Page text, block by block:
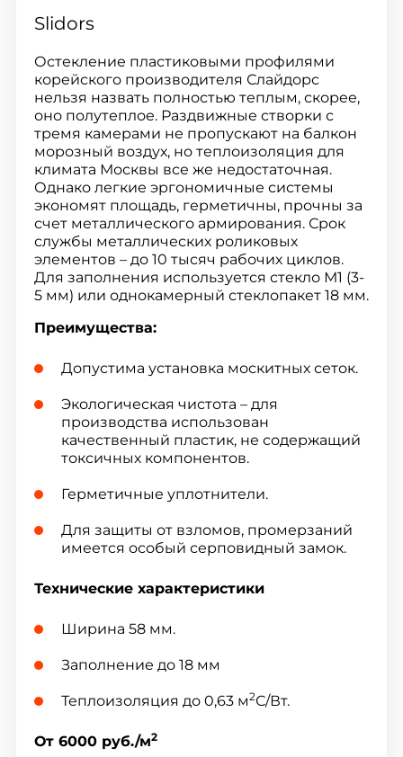
Slidors
Остекление пластиковыми профилями
корейского производителя Слайдорс
нельзя назвать полностью теплым, скорее,
оно полутеплое. Раздвижные створки с
тремя камерами не пропускают на балкон
морозный воздух, но теплоизоляция для
климата Москвы все же недостаточная.
Однако легкие эргономичные системы
экономят площадь, герметичны, прочны за
счет металлического армирования. Срок
службы металлических роликовых
элементов – до 10 тысяч рабочих циклов.
Для заполнения используется стекло М1 (3-
5 мм) или однокамерный стеклопакет 18 мм.
Преимущества:
Допустима установка москитных сеток.
Экологическая чистота – для
производства использован
качественный пластик, не содержащий
токсичных компонентов.
Герметичные уплотнители.
Для защиты от взломов, промерзаний
имеется особый серповидный замок.
Технические характеристики
Ширина 58 мм.
Заполнение до 18 мм
Теплоизоляция до 0,63 м2С/Вт.
От 6000 руб./м2